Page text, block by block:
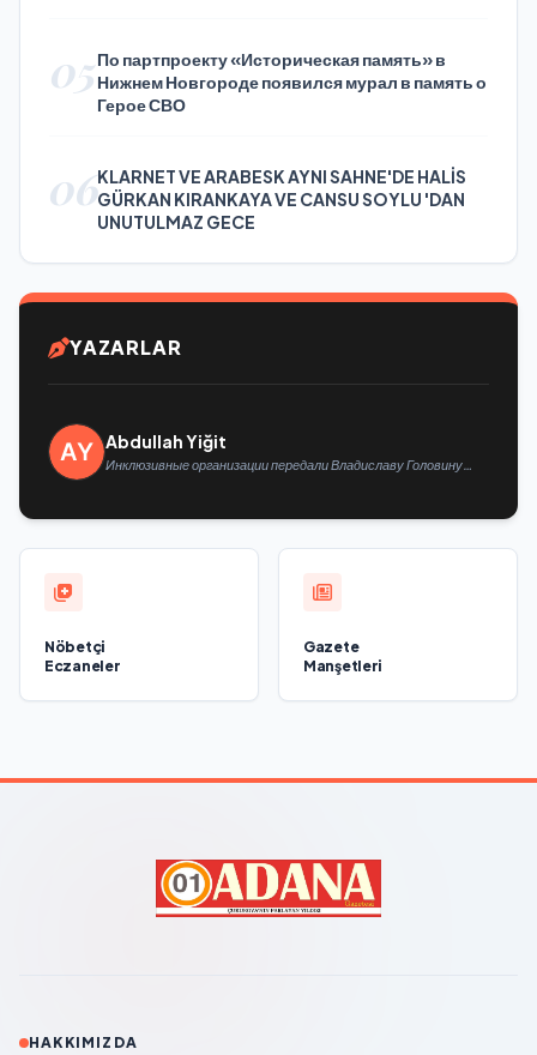
05По партпроекту «Историческая память» в
Нижнем Новгороде появился мурал в память о
Герое СВО
06KLARNET VE ARABESK AYNI SAHNE'DE HALİS
GÜRKAN KIRANKAYA VE CANSU SOYLU 'DAN
UNUTULMAZ GECE
YAZARLAR
Abdullah Yiğit
Инклюзивные организации передали Владиславу Головину
Nöbetçi
Eczaneler
Gazete
Manşetleri
HAKKIMIZDA